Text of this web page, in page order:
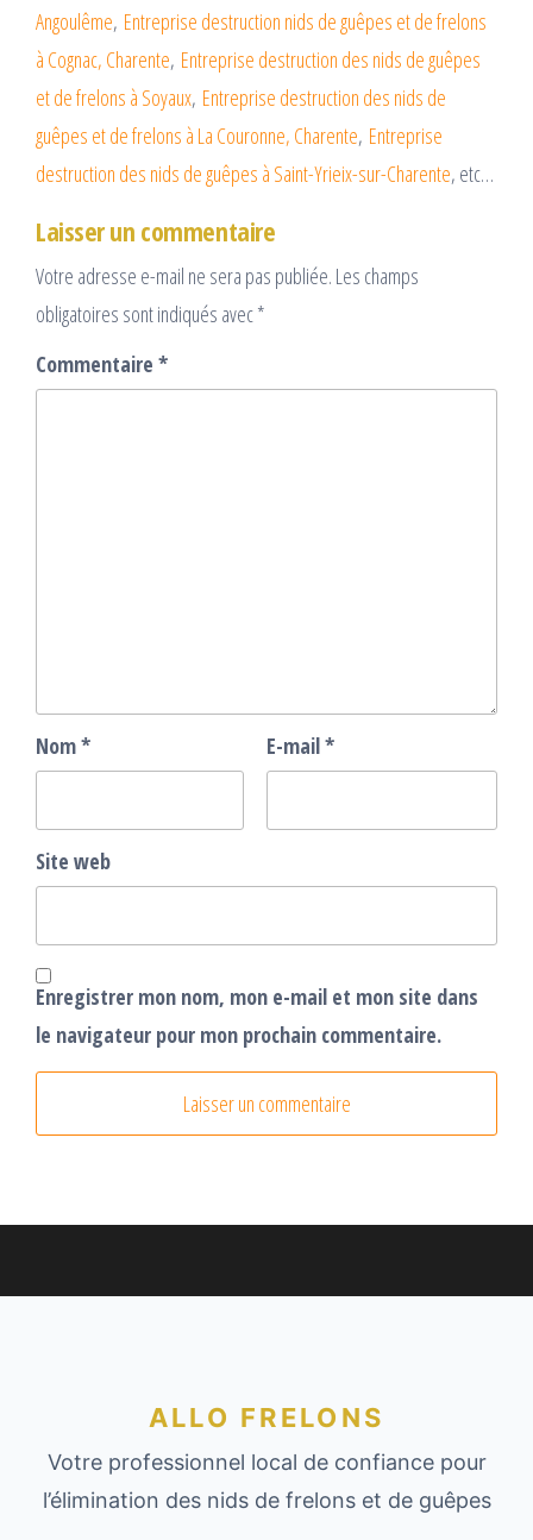
Angoulême, Entreprise destruction nids de guêpes et de frelons
à Cognac, Charente, Entreprise destruction des nids de guêpes
et de frelons à Soyaux, Entreprise destruction des nids de
guêpes et de frelons à La Couronne, Charente, Entreprise
destruction des nids de guêpes à Saint-Yrieix-sur-Charente, etc…
Laisser un commentaire
Votre adresse e-mail ne sera pas publiée. Les champs
obligatoires sont indiqués avec*
Commentaire *
Nom* E-mail*
Site web
Enregistrer mon nom, mon e-mail et mon site dans
le navigateur pour mon prochain commentaire.
ALLO FRELONS
Votre professionnel local de confiance pour
l’élimination des nids de frelons et de guêpes